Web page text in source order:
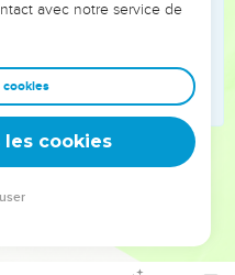
? Ne me lâcheras-tu pas,
ô surveillant des
butte à tes coups, et suis-
mon péché, et ne fais-tu
je vais maintenant me
avec notre service de
cookies
cookies